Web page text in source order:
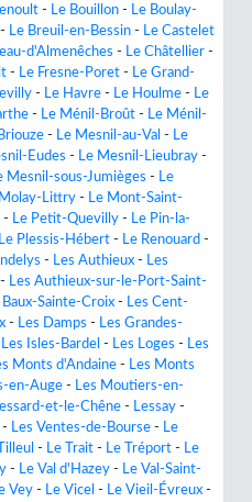
- Le Bouillon - Le Boulay-
- Le Breuil-en-Bessin - Le Castelet
d'Almenêches - Le Châtellier -
- Le Fresne-Poret - Le Grand-
- Le Havre - Le Houlme - Le
- Le Ménil-Broût - Le Ménil-
- Le Mesnil-au-Val - Le
Eudes - Le Mesnil-Lieubray -
Mesnil-sous-Jumièges - Le
Molay-Littry - Le Mont-Saint-
- Le Petit-Quevilly - Le Pin-la-
Le Plessis-Hébert - Le Renouard -
- Les Authieux - Les
- Les Authieux-sur-le-Port-Saint-
Baux-Sainte-Croix - Les Cent-
- Les Damps - Les Grandes-
Les Isles-Bardel - Les Loges - Les
Monts d'Andaine - Les Monts
en-Auge - Les Moutiers-en-
et-le-Chêne - Lessay -
- Les Ventes-de-Bourse - Le
- Le Trait - Le Tréport - Le
- Le Val d'Hazey - Le Val-Saint-
Vey - Le Vicel - Le Vieil-Évreux -